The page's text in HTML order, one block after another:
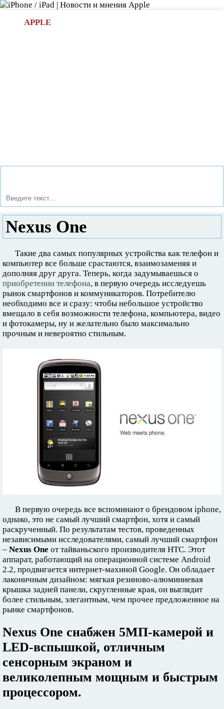
APPLE
Nexus One
Такие два самых популярных устройства как телефон и
компьютер все больше срастаются, взаимозаменяя и
дополняя друг друга. Теперь, когда задумываешься о
приобретении телефона, в первую очередь исследуешь
рынок смартфонов и коммуникаторов. Потребителю
необходимо все и сразу: чтобы небольшое устройство
вмещало в себя возможности телефона, компьютера, видео
и фотокамеры, ну и желательно было максимально
прочным и невероятно стильным.
В первую очередь все вспоминают о брендовом iphone,
однако, это не самый лучший смартфон, хотя и самый
раскрученный. По результатам тестов, проведенных
независимыми исследователями, самый лучший смартфон
– Nexus One от тайваньского производителя НТС. Этот
аппарат, работающий на операционной системе Android
2.2, продвигается интернет-махиной Google. Он обладает
лаконичным дизайном: мягкая резиново-алюминиевая
крышка задней панели, скругленные края, он выглядит
более стильным, элегантным, чем прочее предложенное на
рынке смартфонов.
Nexus One снабжен 5МП-камерой и
LED-вспышкой, отличным
сенсорным экраном и
великолепным мощным и быстрым
процессором.